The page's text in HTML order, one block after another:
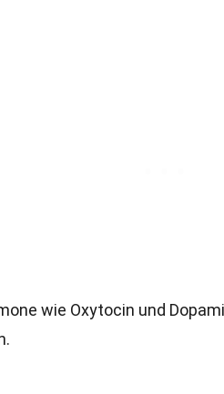
wie Oxytocin und